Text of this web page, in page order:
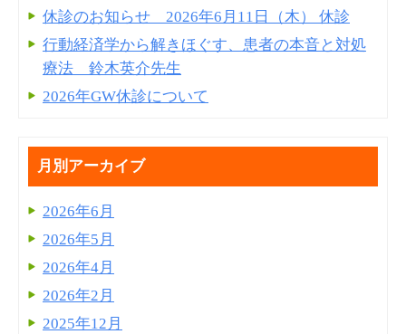
休診のお知らせ 2026年6月11日（木） 休診
行動経済学から解きほぐす、患者の本音と対処
療法 鈴木英介先生
2026年GW休診について
月別アーカイブ
2026年6月
2026年5月
2026年4月
2026年2月
2025年12月